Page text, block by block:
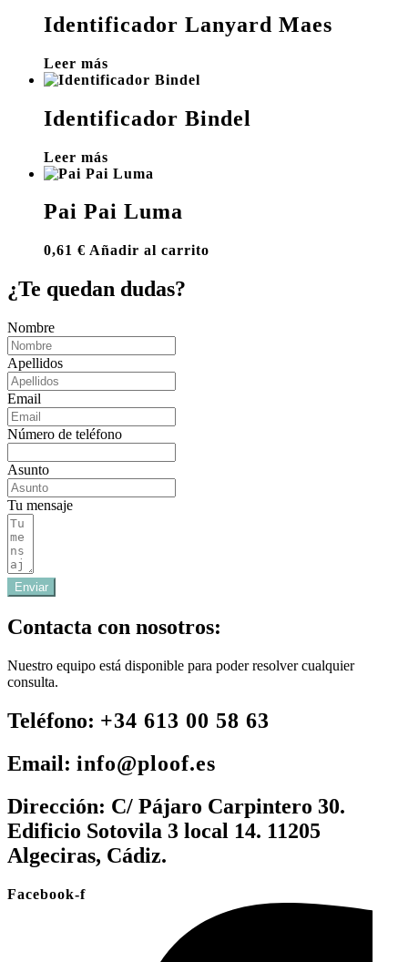
Identificador Lanyard Maes
Leer más
Identificador Bindel
Leer más
Pai Pai Luma
0,61 € Añadir al carrito
¿Te quedan dudas?
Nombre
Apellidos
Email
Número de teléfono
Asunto
Tu mensaje
Enviar
Contacta con nosotros:
Nuestro equipo está disponible para poder resolver cualquier
consulta.
Teléfono: +34 613 00 58 63
Email: info@ploof.es
Dirección: C/ Pájaro Carpintero 30.
Edificio Sotovila 3 local 14. 11205
Algeciras, Cádiz.
Facebook-f